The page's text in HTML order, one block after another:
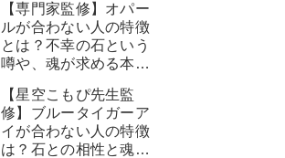
【専門家監修】オパー
ルが合わない人の特徴
とは？不幸の石という
噂や、魂が求める本当
【星空こもぴ先生監
修】ブルータイガーア
イが合わない人の特徴
は？石との相性と魂が